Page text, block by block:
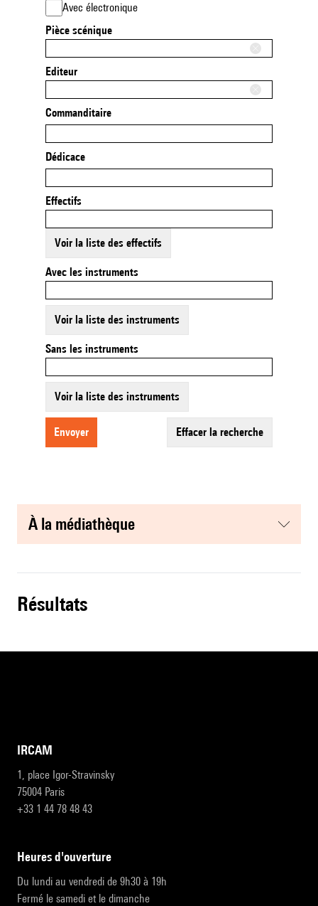
Avec électronique
Pièce scénique
Editeur
Commanditaire
Dédicace
Effectifs
Voir la liste des effectifs
Avec les instruments
Voir la liste des instruments
Sans les instruments
Voir la liste des instruments
envoyer effacer la recherche
à la médiathèque
résultats
IRCAM
1, place Igor-Stravinsky
75004 Paris
+33 1 44 78 48 43
heures d'ouverture
Du lundi au vendredi de 9h30 à 19h
Fermé le samedi et le dimanche